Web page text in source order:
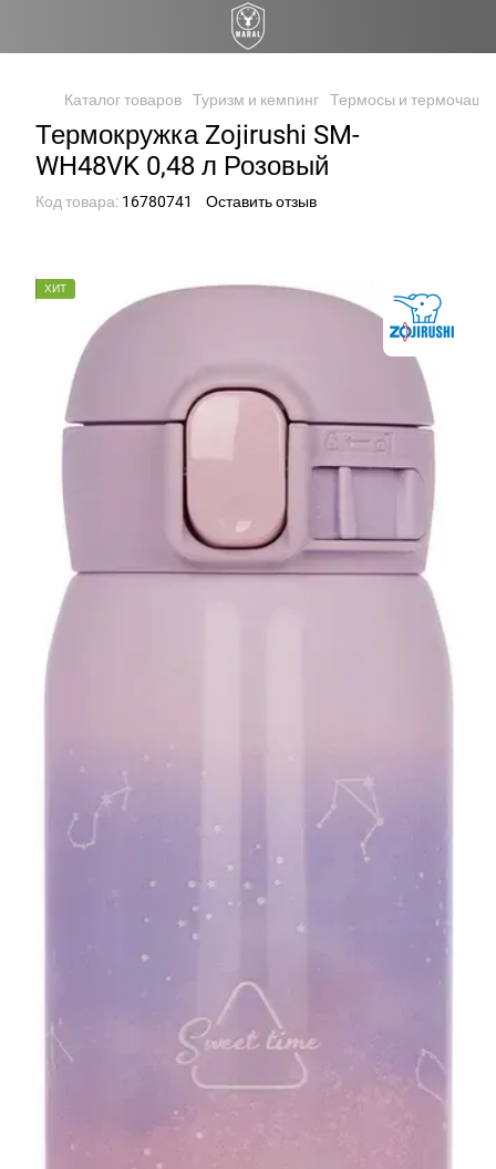
Каталог товаров Туризм и кемпинг Термосы и
Термокружка Zojirushi SM-
WH48VK 0,48 л Розовый
Код товара: 16780741 Оставить отзыв
ХИТ